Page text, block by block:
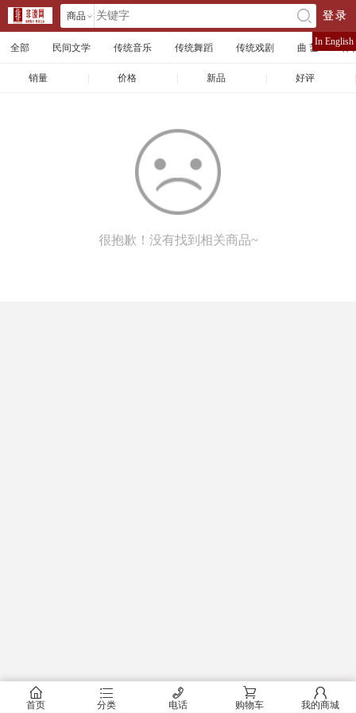
商品 󰄘 登录
全部 民间文学 传统音乐 传统舞蹈 传统戏剧 曲 艺 体
销量 价格 新品 好评
很抱歉！没有找到相关商品~
In English
󰂠
首页
󰂦
分类
󰄫
电话
󰂟
购物车
󰂢
我的商城